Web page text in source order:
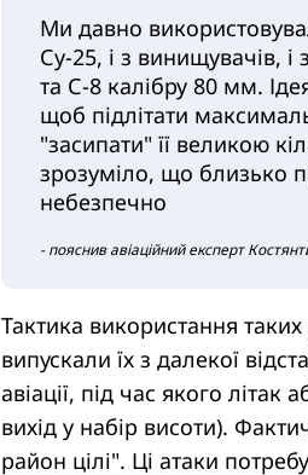
Ми давно
Су-25, і з винищувачів,
та С-8 калібру 80 мм.
щоб підлітати
"засипати" її великою
зрозуміло, що близько
небезпечно
- пояснив авіаційний експерт
Тактика використання
випускали їх з далекої
авіації, під час якого літак
вихід у набір висоти).
район цілі". Ці атаки